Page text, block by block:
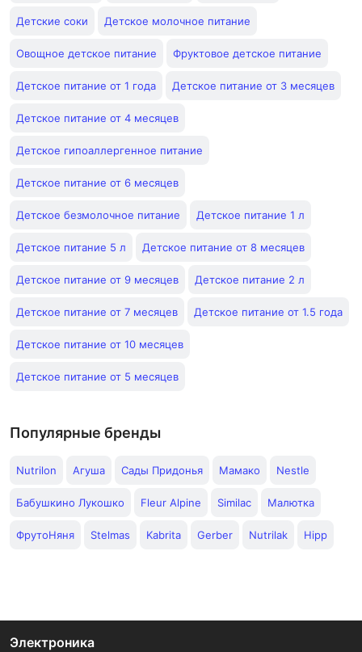
Детские соки Детское молочное питание
Овощное детское питание Фруктовое детское питание
Детское питание от 1 года Детское питание от 3 месяцев
Детское питание от 4 месяцев
Детское гипоаллергенное питание
Детское питание от 6 месяцев
Детское безмолочное питание Детское питание 1 л
Детское питание 5 л Детское питание от 8 месяцев
Детское питание от 9 месяцев Детское питание 2 л
Детское питание от 7 месяцев Детское питание от 1.5 года
Детское питание от 10 месяцев
Детское питание от 5 месяцев
Популярные бренды
Nutrilon Агуша Сады Придонья Мамако Nestle
Бабушкино Лукошко Fleur Alpine Similac Малютка
ФрутоНяня Stelmas Kabrita Gerber Nutrilak Hipp
Электроника